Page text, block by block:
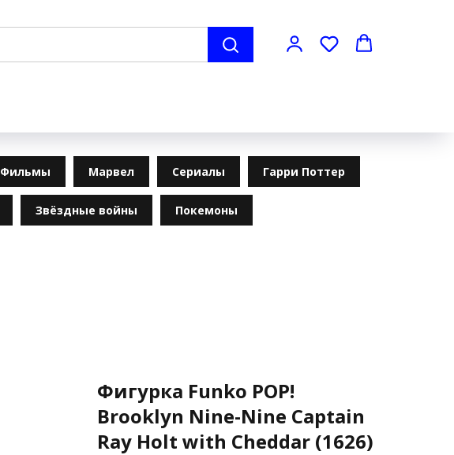
Фильмы Марвел Сериалы Гарри Поттер
Звёздные войны Покемоны
Фигурка Funko POP!
Brooklyn Nine-Nine Captain
Ray Holt with Cheddar (1626)